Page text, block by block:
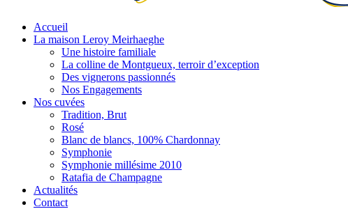
Accueil
La maison Leroy Meirhaeghe
Une histoire familiale
La colline de Montgueux, terroir d’exception
Des vignerons passionnés
Nos Engagements
Nos cuvées
Tradition, Brut
Rosé
Blanc de blancs, 100% Chardonnay
Symphonie
Symphonie millésime 2010
Ratafia de Champagne
Actualités
Contact